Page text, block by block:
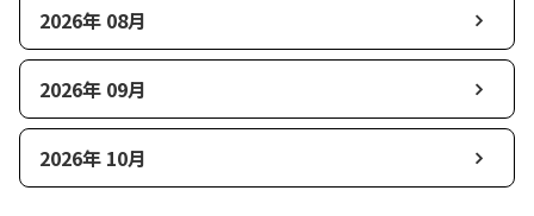
2026年 08月
2026年 09月
2026年 10月